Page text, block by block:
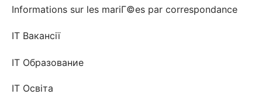
Informations sur les mariГ©es par correspondance
IT Вакансії
IT Образование
IT Освіта